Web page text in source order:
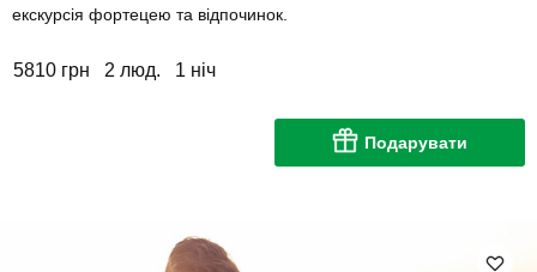
екскурсія фортецею та відпочинок.
5810 грн 2 люд. 1 ніч
Подарувати